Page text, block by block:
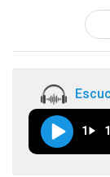
1